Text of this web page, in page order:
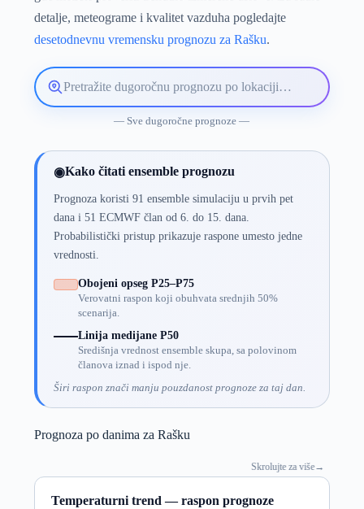
detalje, meteograme i kvalitet vazduha pogledajte
desetodnevnu vremensku prognozu za Rašku.
Pretražite
lokaciju
— Sve dugoročne prognoze —
◉Kako čitati ensemble prognozu
Prognoza koristi 91 ensemble simulaciju u prvih pet
dana i 51 ECMWF član od 6. do 15. dana.
Probabilistički pristup prikazuje raspone umesto jedne
vrednosti.
Obojeni opseg P25–P75
Verovatni raspon koji obuhvata srednjih 50%
scenarija.
Linija medijane P50
Središnja vrednost ensemble skupa, sa polovinom
članova iznad i ispod nje.
Širi raspon znači manju pouzdanost prognoze za taj dan.
Prognoza po danima za Rašku
Skrolujte za više→
Temperaturni trend — raspon prognoze